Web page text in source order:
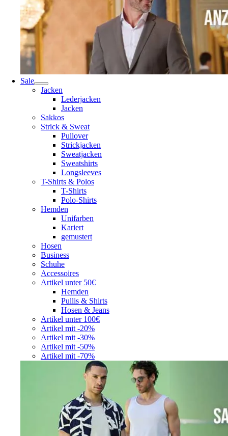
Sale
Jacken
Lederjacken
Jacken
Sakkos
Strick & Sweat
Pullover
Strickjacken
Sweatjacken
Sweatshirts
Longsleeves
T-Shirts & Polos
T-Shirts
Polo-Shirts
Hemden
Unifarben
Kariert
gemustert
Hosen
Business
Schuhe
Accessoires
Artikel unter 50€
Hemden
Pullis & Shirts
Hosen & Jeans
Artikel unter 100€
Artikel mit -20%
Artikel mit -30%
Artikel mit -50%
Artikel mit -70%